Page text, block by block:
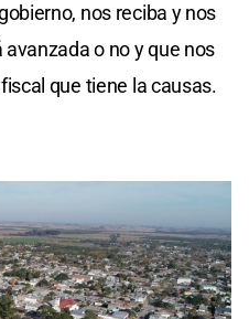
nos reciba y nos
o no y que nos
que tiene la causas.